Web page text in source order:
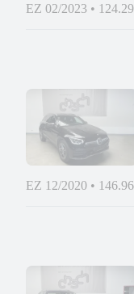
EZ 02/2023 •
EZ 12/2020 •